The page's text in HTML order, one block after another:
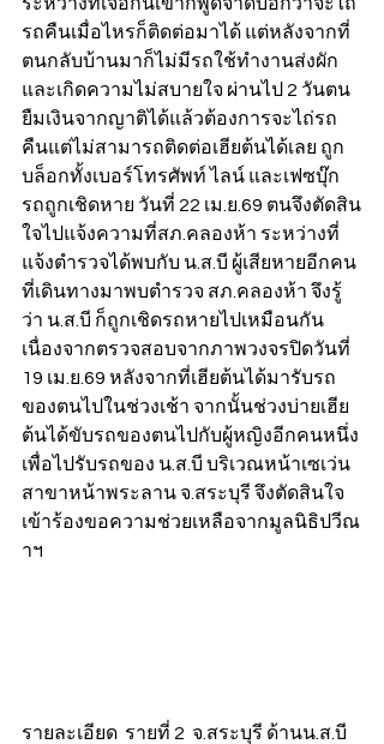
รถคืนเมื่อไหรก็ติดต่อมาได้ แต่หลังจากที่
ตนกลับบ้านมาก็ไม่มีรถใช้ทำงานส่งผัก
และเกิดความไม่สบายใจ ผ่านไป 2 วันตน
ยืมเงินจากญาติได้แล้วต้องการจะไถ่รถ
คืนแต่ไม่สามารถติดต่อเฮียต้นได้เลย ถูก
บล็อกทั้งเบอร์โทรศัพท์ ไลน์ และเฟซบุ๊ก
รถถูกเชิดหาย วันที่ 22 เม.ย.69 ตนจึงตัดสิน
ใจไปแจ้งความที่สภ.คลองห้า ระหว่างที่
แจ้งตำรวจได้พบกับ น.ส.บี ผู้เสียหายอีกคน
ที่เดินทางมาพบตำรวจ สภ.คลองห้า จึงรู้
ว่า น.ส.บี ก็ถูกเชิดรถหายไปเหมือนกัน
เนื่องจากตรวจสอบจากภาพวงจรปิดวันที่
19 เม.ย.69 หลังจากที่เฮียต้นได้มารับรถ
ของตนไปในช่วงเช้า จากนั้นช่วงบ่ายเฮีย
ต้นได้ขับรถของตนไปกับผู้หญิงอีกคนหนึ่ง
เพื่อไปรับรถของ น.ส.บี บริเวณหน้าเซเว่น
สาขาหน้าพระลาน จ.สระบุรี จึงตัดสินใจ
เข้าร้องขอความช่วยเหลือจากมูลนิธิปวีณ
าฯ
รายละเอียด  รายที่ 2  จ.สระบุรี ด้านน.ส.บี